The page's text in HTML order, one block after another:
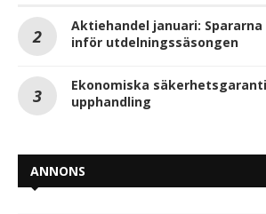
Aktiehandel januari:
inför utdelningssäsongen
Ekonomiska
upphandling
ANNONS